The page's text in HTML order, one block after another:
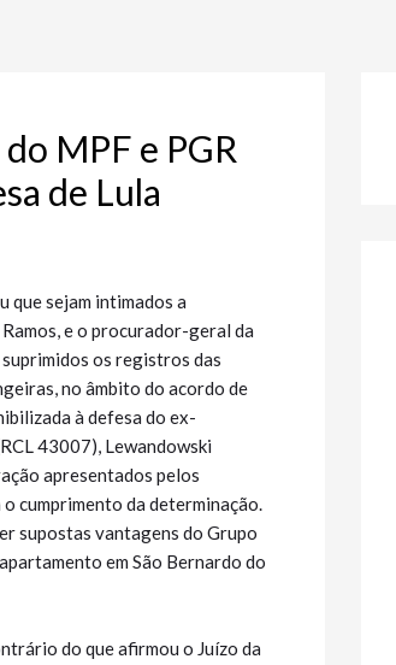
MPF e PGR
de Lula
que sejam intimados a
e o procurador-geral da
os registros das
no âmbito do acordo de
à defesa do ex-
43007), Lewandowski
apresentados pelos
cumprimento da determinação.
supostas vantagens do Grupo
em São Bernardo do
do que afirmou o Juízo da